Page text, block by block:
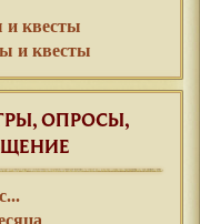
и квесты
и квесты
ОПРОСЫ,